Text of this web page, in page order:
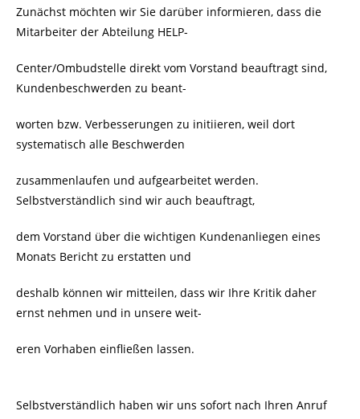
Zunächst möchten wir Sie darüber informieren, dass die
Mitarbeiter der Abteilung HELP-
Center/Ombudstelle direkt vom Vorstand beauftragt sind,
Kundenbeschwerden zu beant-
worten bzw. Verbesserungen zu initiieren, weil dort
systematisch alle Beschwerden
zusammenlaufen und aufgearbeitet werden.
Selbstverständlich sind wir auch beauftragt,
dem Vorstand über die wichtigen Kundenanliegen eines
Monats Bericht zu erstatten und
deshalb können wir mitteilen, dass wir Ihre Kritik daher
ernst nehmen und in unsere weit-
eren Vorhaben einfließen lassen.
Selbstverständlich haben wir uns sofort nach Ihren Anruf